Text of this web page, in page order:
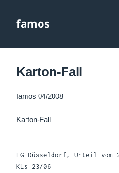
famos
Karton-Fall
famos 04/2008
Karton-Fall
LG Düsseldorf, Urteil vom
KLs 23/06